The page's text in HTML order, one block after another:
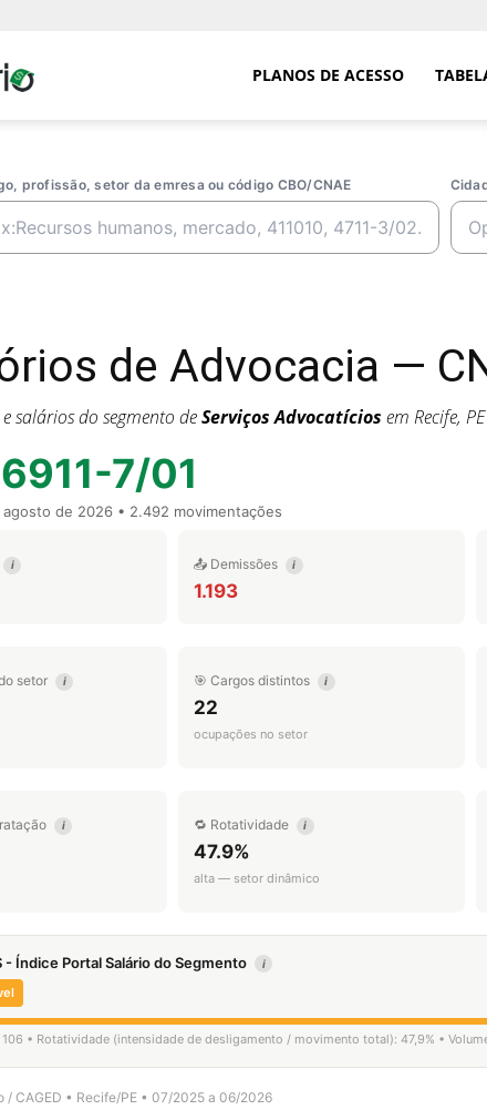
Portal PLANOS DE ACESSO
profissão, setor da emresa ou código CBO/CNAE
de Advocacia —
salários do segmento deServiços Advocatícios em Recife,
7/01
agosto de 2026 • 2.492 movimentações
i 📤 Demissões i
1.193
setor i 🎯 Cargos distintos i
22
ocupações no setor
i 🔁 Rotatividade i
47.9%
alta — setor dinâmico
- Índice Portal Salário do Segmento i
106 • Rotatividade (intensidade de desligamento / movimento total): 47,9% •
/ CAGED • Recife/PE • 07/2025 a 06/2026